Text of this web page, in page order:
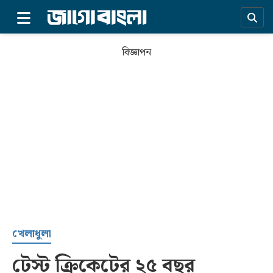
সর্বশেষ
বিজ্ঞাপন
খেলাধুলা
টেস্ট ক্রিকেটের ২৫ বছর